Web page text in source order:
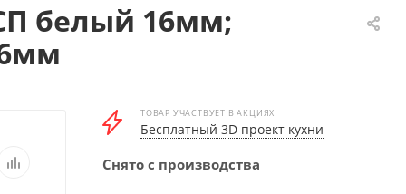
белый 16мм;
ТОВАР УЧАСТВУЕТ В АКЦИЯХ
Бесплатный 3D проект кухни
Снято с производства